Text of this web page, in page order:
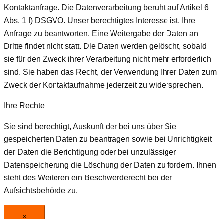
Kontaktanfrage. Die Datenverarbeitung beruht auf Artikel 6
Abs. 1 f) DSGVO. Unser berechtigtes Interesse ist, Ihre
Anfrage zu beantworten. Eine Weitergabe der Daten an
Dritte findet nicht statt. Die Daten werden gelöscht, sobald
sie für den Zweck ihrer Verarbeitung nicht mehr erforderlich
sind. Sie haben das Recht, der Verwendung Ihrer Daten zum
Zweck der Kontaktaufnahme jederzeit zu widersprechen.
Ihre Rechte
Sie sind berechtigt, Auskunft der bei uns über Sie
gespeicherten Daten zu beantragen sowie bei Unrichtigkeit
der Daten die Berichtigung oder bei unzulässiger
Datenspeicherung die Löschung der Daten zu fordern. Ihnen
steht des Weiteren ein Beschwerderecht bei der
Aufsichtsbehörde zu.
×